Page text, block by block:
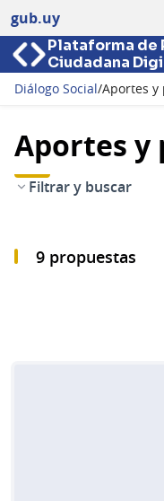
gub.uy
Plataforma de
Ciudadana
Diálogo Social/Aportes y
Aportes y
Filtrar y buscar
9 propuestas